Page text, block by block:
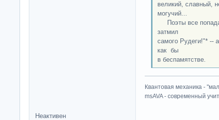
великий, славный,
могучий...
Поэты все
затмил
самого Рудеги!"* --
как бы
в беспамятстве.
Квантовая механика -
msAVA - современный
Неактивен